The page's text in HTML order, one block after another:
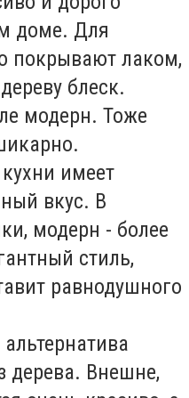
доме. Для
покрывают лаком,
блеск.
модерн. Тоже
имеет
вкус. В
модерн - более
стиль,
равнодушного
дерева. Внешне,